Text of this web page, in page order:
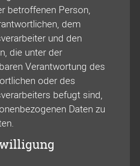
betroffenen Person,
dem
und den
die unter der
Verantwortung des
oder des
befugt sind,
Daten zu